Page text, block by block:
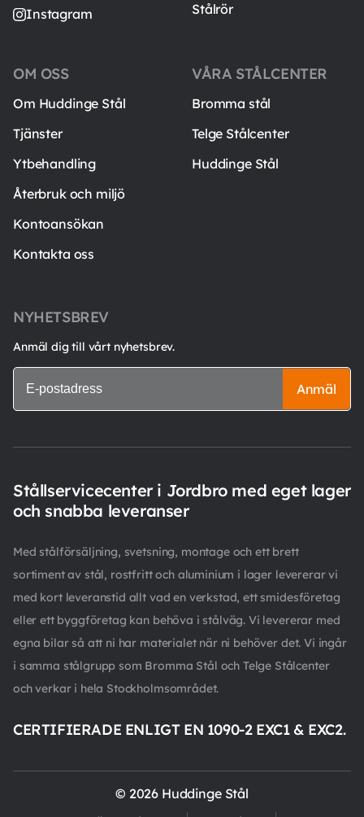
Instagram
Stålrör
VÅRA STÅLCENTER
Bromma stål
Telge Stålcenter
Huddinge Stål
OM OSS
Om Huddinge Stål
Tjänster
Ytbehandling
Återbruk och miljö
Kontoansökan
Kontakta oss
NYHETSBREV
Anmäl dig till vårt nyhetsbrev.
Anmäl
Stållservicecenter i Jordbro med eget lager
och snabba leveranser
Med stålförsäljning, svetsning, montage och ett brett
sortiment av stål, rostfritt och aluminium i lager levererar vi
med kort leveranstid allt vad en verkstad, ett smidesföretag
eller ett byggföretag kan behöva i stålväg. Vi levererar med
egna bilar så att ni har materialet när ni behöver det. Vi ingår
i samma stålgrupp som Bromma Stål och Telge Stålcenter
och verkar i hela Stockholmsområdet.
CERTIFIERADE ENLIGT EN 1090-2 EXC1 & EXC2.
© 2026 Huddinge Stål